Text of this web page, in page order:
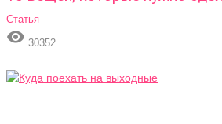
Статья
 30352